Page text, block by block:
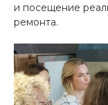
и посещение
ремонта.